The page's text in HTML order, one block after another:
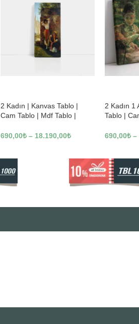
2 Kadın | Kanvas Tablo |
Cam Tablo | Mdf Tablo |
690,00₺ – 18.190,00₺
2 Kadın 1
Tablo |
690,00₺ –